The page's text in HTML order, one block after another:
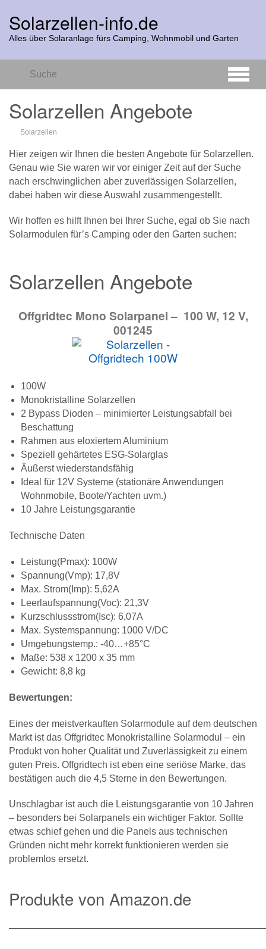
Hauptinhalt
springen
Solarzellen-info.de
Alles über Solaranlage fürs Camping, Wohnmobil und Garten
Solarzellen Angebote
Solarzellen
Hier zeigen wir Ihnen die besten Angebote für Solarzellen.
Genau wie Sie waren wir vor einiger Zeit auf der Suche
nach erschwinglichen aber zuverlässigen Solarzellen,
dabei haben wir diese Auswahl zusammengestellt.
Wir hoffen es hilft Ihnen bei Ihrer Suche, egal ob Sie nach
Solarmodulen für’s Camping oder den Garten suchen:
Solarzellen Angebote
Offgridtec Mono Solarpanel – 100 W, 12 V,
001245
100W
Monokristalline Solarzellen
2 Bypass Dioden – minimierter Leistungsabfall bei
Beschattung
Rahmen aus eloxiertem Aluminium
Speziell gehärtetes ESG-Solarglas
Äußerst wiederstandsfähig
Ideal für 12V Systeme (stationäre Anwendungen
Wohnmobile, Boote/Yachten uvm.)
10 Jahre Leistungsgarantie
Technische Daten
Leistung(Pmax): 100W
Spannung(Vmp): 17,8V
Max. Strom(Imp): 5,62A
Leerlaufspannung(Voc): 21,3V
Kurzschlussstrom(Isc): 6,07A
Max. Systemspannung: 1000 V/DC
Umgebungstemp.: -40…+85°C
Maße: 538 x 1200 x 35 mm
Gewicht: 8,8 kg
Bewertungen:
Eines der meistverkauften Solarmodule auf dem deutschen
Markt ist das Offgridtec Monokristalline Solarmodul – ein
Produkt von hoher Qualität und Zuverlässigkeit zu einem
guten Preis. Offgridtech ist eben eine seriöse Marke, das
bestätigen auch die 4,5 Sterne in den Bewertungen.
Unschlagbar ist auch die Leistungsgarantie von 10 Jahren
– besonders bei Solarpanels ein wichtiger Faktor. Sollte
etwas schief gehen und die Panels aus technischen
Gründen nicht mehr korrekt funktionieren werden sie
problemlos ersetzt.
Produkte von Amazon.de